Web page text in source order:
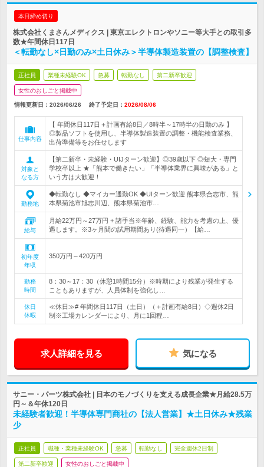
本日締め切り
株式会社くまさんメディクス | 東京エレクトロンやソニー等大手との取引多
数★年間休日117日
＜転勤なし×日勤のみ×土日休み＞半導体製造装置の【調整検査】
正社員 業種未経験OK 急募 転勤なし 第二新卒歓迎
女性のおしごと掲載中
情報更新日：2026/06/26 終了予定日： 2026/08/06
仕事内容
【 年間休日117日＋計画有給8日／8時半～17時半の日勤のみ 】
◎製品ソフトを使用し、半導体製造装置の調整・機能検査業務、
出荷準備等をお任せします
対象と
なる方
【第二新卒・未経験・UIJターン歓迎】◎39歳以下 ◎短大・専門
学校卒以上 ★「熊本で働きたい」「半導体業界に興味がある」と
いう方は大歓迎！
勤務地
◆転勤なし ◆マイカー通勤OK ◆UIターン歓迎 熊本県合志市、熊
本県菊池市旭志川辺、熊本県菊池市…
給与
月給22万円～27万円 + 諸手当※年齢、経験、能力を考慮の上、優
遇します。※3ヶ月間の試用期間あり(待遇同一）【給…
初年度
年収
350万円～420万円
勤務
時間
8：30～17：30（休憩1時間15分）※時期により残業が発生する
こともありますが、人員体制を強化し…
休日
休暇
≪休日≫# 年間休日117日（土日）（＋計画有給8日）◇週休2日
制※工場カレンダーにより、月に1回程…
求人詳細を見る 気になる
サニー・パーツ株式会社 | 日本のモノづくりを支える成長企業★月給28.5万
円～＆年休120日
未経験者歓迎！半導体専門商社の【法人営業】★土日休み★残業
少
正社員 職種・業種未経験OK 急募 転勤なし 完全週休2日制
第二新卒歓迎 女性のおしごと掲載中